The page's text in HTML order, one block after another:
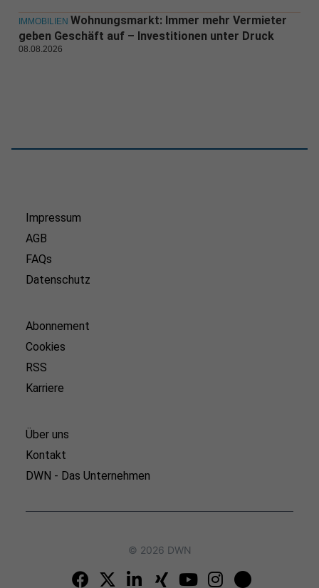
IMMOBILIEN Wohnungsmarkt: Immer mehr Vermieter
geben Geschäft auf – Investitionen unter Druck
08.08.2026
Impressum
AGB
FAQs
Datenschutz
Abonnement
Cookies
RSS
Karriere
Über uns
Kontakt
DWN - Das Unternehmen
© 2026 DWN